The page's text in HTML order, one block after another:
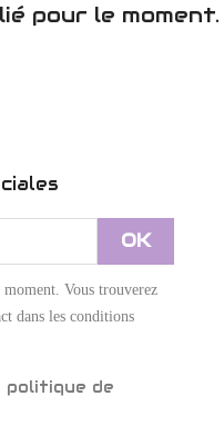
pour le moment.
Vous trouverez
dans les conditions
politique de